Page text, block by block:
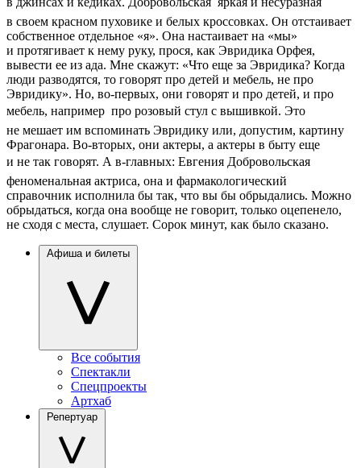
в своем красном пуховике и белых кроссовках. Он отстаивает
собственное отдельное «я». Она настаивает на «мы»
и протягивает к нему руку, прося, как Эвридика Орфея,
вывести ее из ада. Мне скажут: «Что еще за Эвридика? Когда
люди разводятся, то говорят про детей и мебель, не про
Эвридику». Но, во-первых, они говорят и про детей, и про
мебель, например  про розовый стул с вышивкой. Это
не мешает им вспоминать Эвридику или, допустим, картину
Фрагонара. Во-вторых, они актеры, а актеры в быту еще
и не так говорят. А в-главных: Евгения Добровольская 
феноменальная актриса, она и фармакологический
справочник исполнила бы так, что вы бы обрыдались. Можно
обрыдаться, когда она вообще не говорит, только оцепенело,
не сходя с места, слушает. Сорок минут, как было сказано.
Афиша и билеты
Все события
Спектакли
Спецпроекты
Артхаб
Репертуар